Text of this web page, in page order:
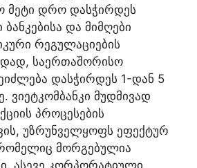
მეტი დრო დასჭირდეს
და მიმღები
რეგულაციების
საერთაშორისო
დასჭირდეს 1-დან 5
ვიეტკომბანკი მუდმივად
პროცესების
უზრუნველყოფს ეფექტურ
მორგებულია
ასევე კორპორატიული